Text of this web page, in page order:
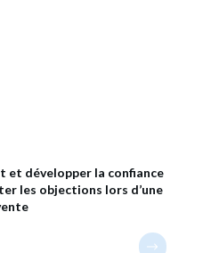
et développer la confiance
les objections lors d’une